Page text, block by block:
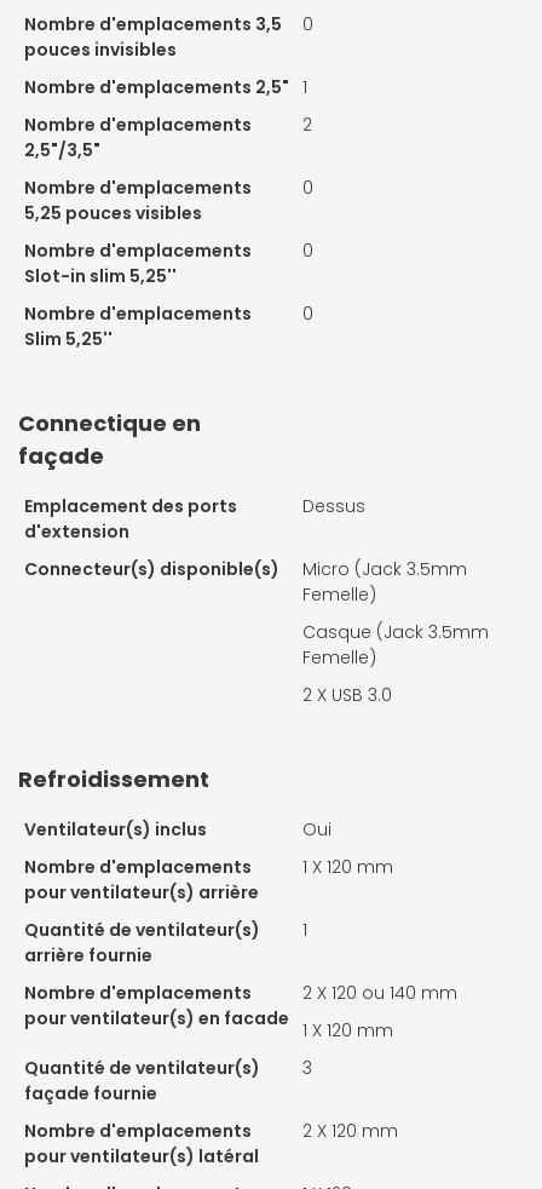
Nombre d'emplacements 3,5
pouces invisibles
0
Nombre d'emplacements 2,5" 1
Nombre d'emplacements
2,5"/3,5"
2
Nombre d'emplacements
5,25 pouces visibles
0
Nombre d'emplacements
Slot-in slim 5,25''
0
Nombre d'emplacements
Slim 5,25''
0
Connectique en
façade
Emplacement des ports
d'extension
Dessus
Connecteur(s) disponible(s)
Micro (Jack 3.5mm
Femelle)
Casque (Jack 3.5mm
Femelle)
2 X USB 3.0
Refroidissement
Ventilateur(s) inclus
Oui
Nombre d'emplacements
pour ventilateur(s) arrière
1 X 120 mm
Quantité de ventilateur(s)
arrière fournie
1
Nombre d'emplacements
pour ventilateur(s) en facade
2 X 120 ou 140 mm
1 X 120 mm
Quantité de ventilateur(s)
façade fournie
3
Nombre d'emplacements
pour ventilateur(s) latéral
2 X 120 mm